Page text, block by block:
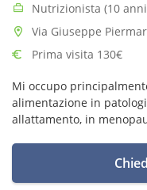
Nutrizionista (10
Via Giuseppe
Prima visita 130€
Mi occupo
alimentazione in
allattamento, in